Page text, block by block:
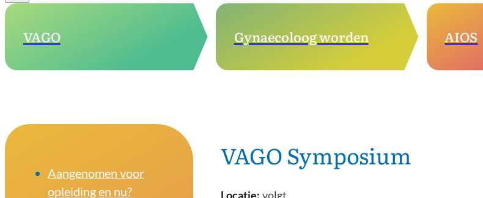
VAGO Gynaecoloog worden AIOS
Aangenomen voor
opleiding en nu?
VAGO Symposium
volgt